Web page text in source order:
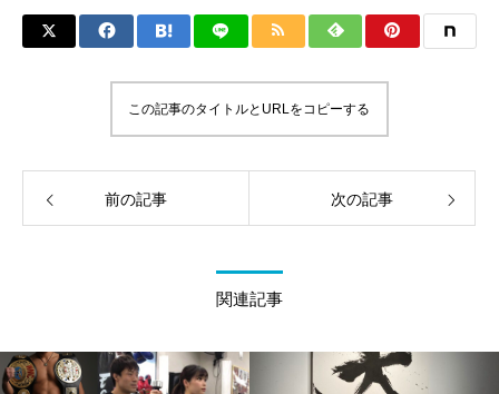
この記事のタイトルとURLをコピーする
前の記事 次の記事
関連記事